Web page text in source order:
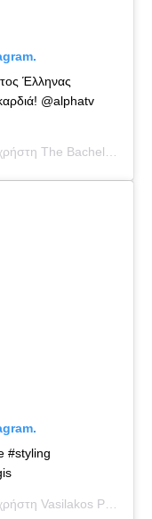
Έλληνας
@alphatv
The Bachelor GR
#styling
Vasilakos Panagiotis Official